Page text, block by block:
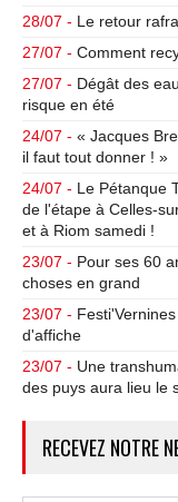
28/07 - Le retour
27/07 - Comment
27/07 - Dégât des
risque en été
24/07 - « Jacques
il faut tout donner ! »
24/07 - Le Pétanque
de l'étape à Celles-
et à Riom samedi !
23/07 - Pour ses 60
choses en grand
23/07 -
d'affiche
23/07 - Une
des puys aura lieu le
RECEVEZ NOTRE